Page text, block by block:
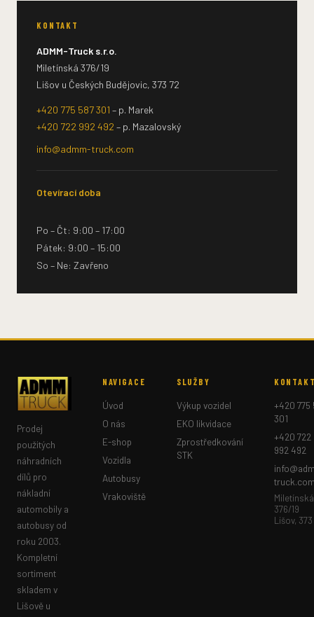
KONTAKT
ADMM-Truck s.r.o.
Miletínská 376/19
Lišov u Českých Budějovic, 373 72
+420 775 587 301 – p. Marek
+420 722 992 492 – p. Mazalovský
info@admm-truck.com
Otevírací doba
Po – Čt: 9:00 – 17:00
Pátek: 9:00 – 15:00
So – Ne: Zavřeno
Prodej
použitých
náhradních
dílů pro
nákladní
automobily a
autobusy od
roku 2003.
Kompletní
sortiment
skladem v
Lišově u
NAVIGACE
Úvod
O nás
E-shop
Vozidla
Autobusy
Vrakoviště
SLUŽBY
Výkup vozidel
EKO likvidace
Zprostředkování
STK
+420 775
301
+420 722
992 492
Miletínská
376/19
Lišov,